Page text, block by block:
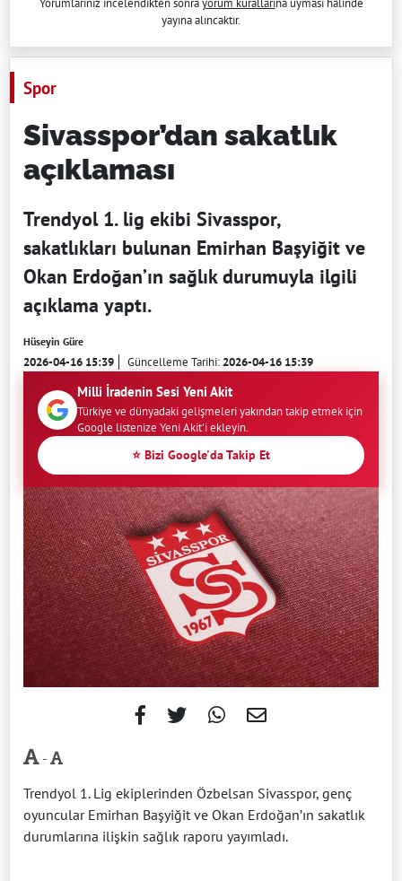
yayına alıncaktır.
Spor
Sivasspor’dan sakatlık
açıklaması
Trendyol 1. lig ekibi Sivasspor,
sakatlıkları bulunan Emirhan Başyiğit ve
Okan Erdoğan’ın sağlık durumuyla ilgili
açıklama yaptı.
Hüseyin Güre
2026-04-16 15:39 Güncelleme Tarihi:2026-04-16 15:39
Milli İradenin Sesi Yeni Akit
Türkiye ve dünyadaki gelişmeleri yakından takip etmek için
Google listenize Yeni Akit'i ekleyin.
⭐ Bizi Google'da Takip Et
-
Trendyol 1. Lig ekiplerinden Özbelsan Sivasspor, genç
oyuncular Emirhan Başyiğit ve Okan Erdoğan’ın sakatlık
durumlarına ilişkin sağlık raporu yayımladı.